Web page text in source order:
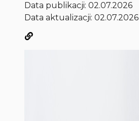
Data publikacji:02.07.2026
Data aktualizacji: 02.07.2026